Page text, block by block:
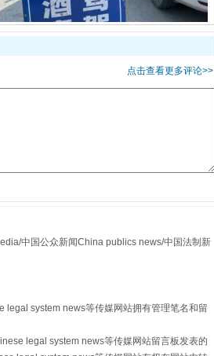
酒驾未被当场查获能处罚吗
“后车司机肯定在骂我”
点击查看更多评论>>
中国公众新闻China publics news/中国法制新
system news等传媒网站拥有管理笔名和留
legal system news等传媒网站留言板发表的